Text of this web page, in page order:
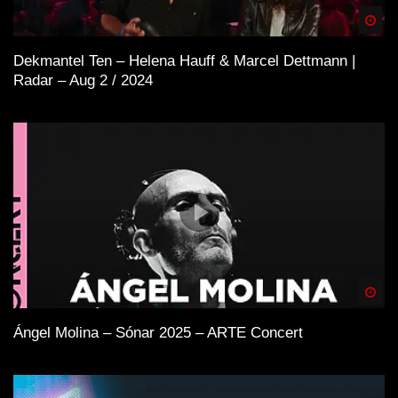
Dekmantel Ten – Helena Hauff & Marcel Dettmann |
Radar – Aug 2 / 2024
Ángel Molina – Sónar 2025 – ARTE Concert